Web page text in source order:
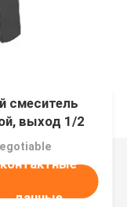
смеситель
выход 1/2
контактные
данные